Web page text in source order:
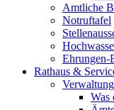
Amtliche
Notruftafel
Ehrungen-
Rathaus &
Verwaltung
Was